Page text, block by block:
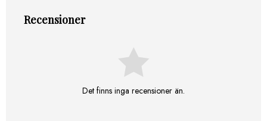
Recensioner
Det finns inga recensioner än.